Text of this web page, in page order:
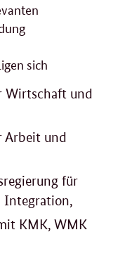
sich
Wirtschaft und
Arbeit und
für
Integration,
KMK, WMK